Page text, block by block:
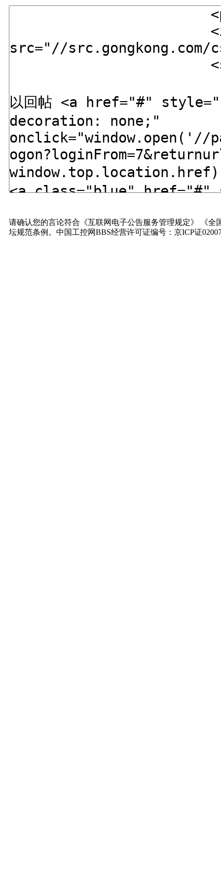
请确认您的言论符合《互联网电子公告服务管理规定》 《
坛规范条例。中国工控网BBS经营许可证编号：京ICP证